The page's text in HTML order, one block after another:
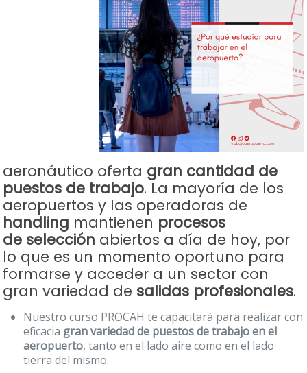
aeronáutico oferta gran cantidad de
puestos de trabajo. La mayoría de los
aeropuertos y las operadoras de
handling mantienen procesos
de selección abiertos a día de hoy, por
lo que es un momento oportuno para
formarse y acceder a un sector con
gran variedad de salidas profesionales.
Nuestro curso PROCAH te capacitará para realizar con
eficacia gran variedad de puestos de trabajo en el
aeropuerto, tanto en el lado aire como en el lado
tierra del mismo.